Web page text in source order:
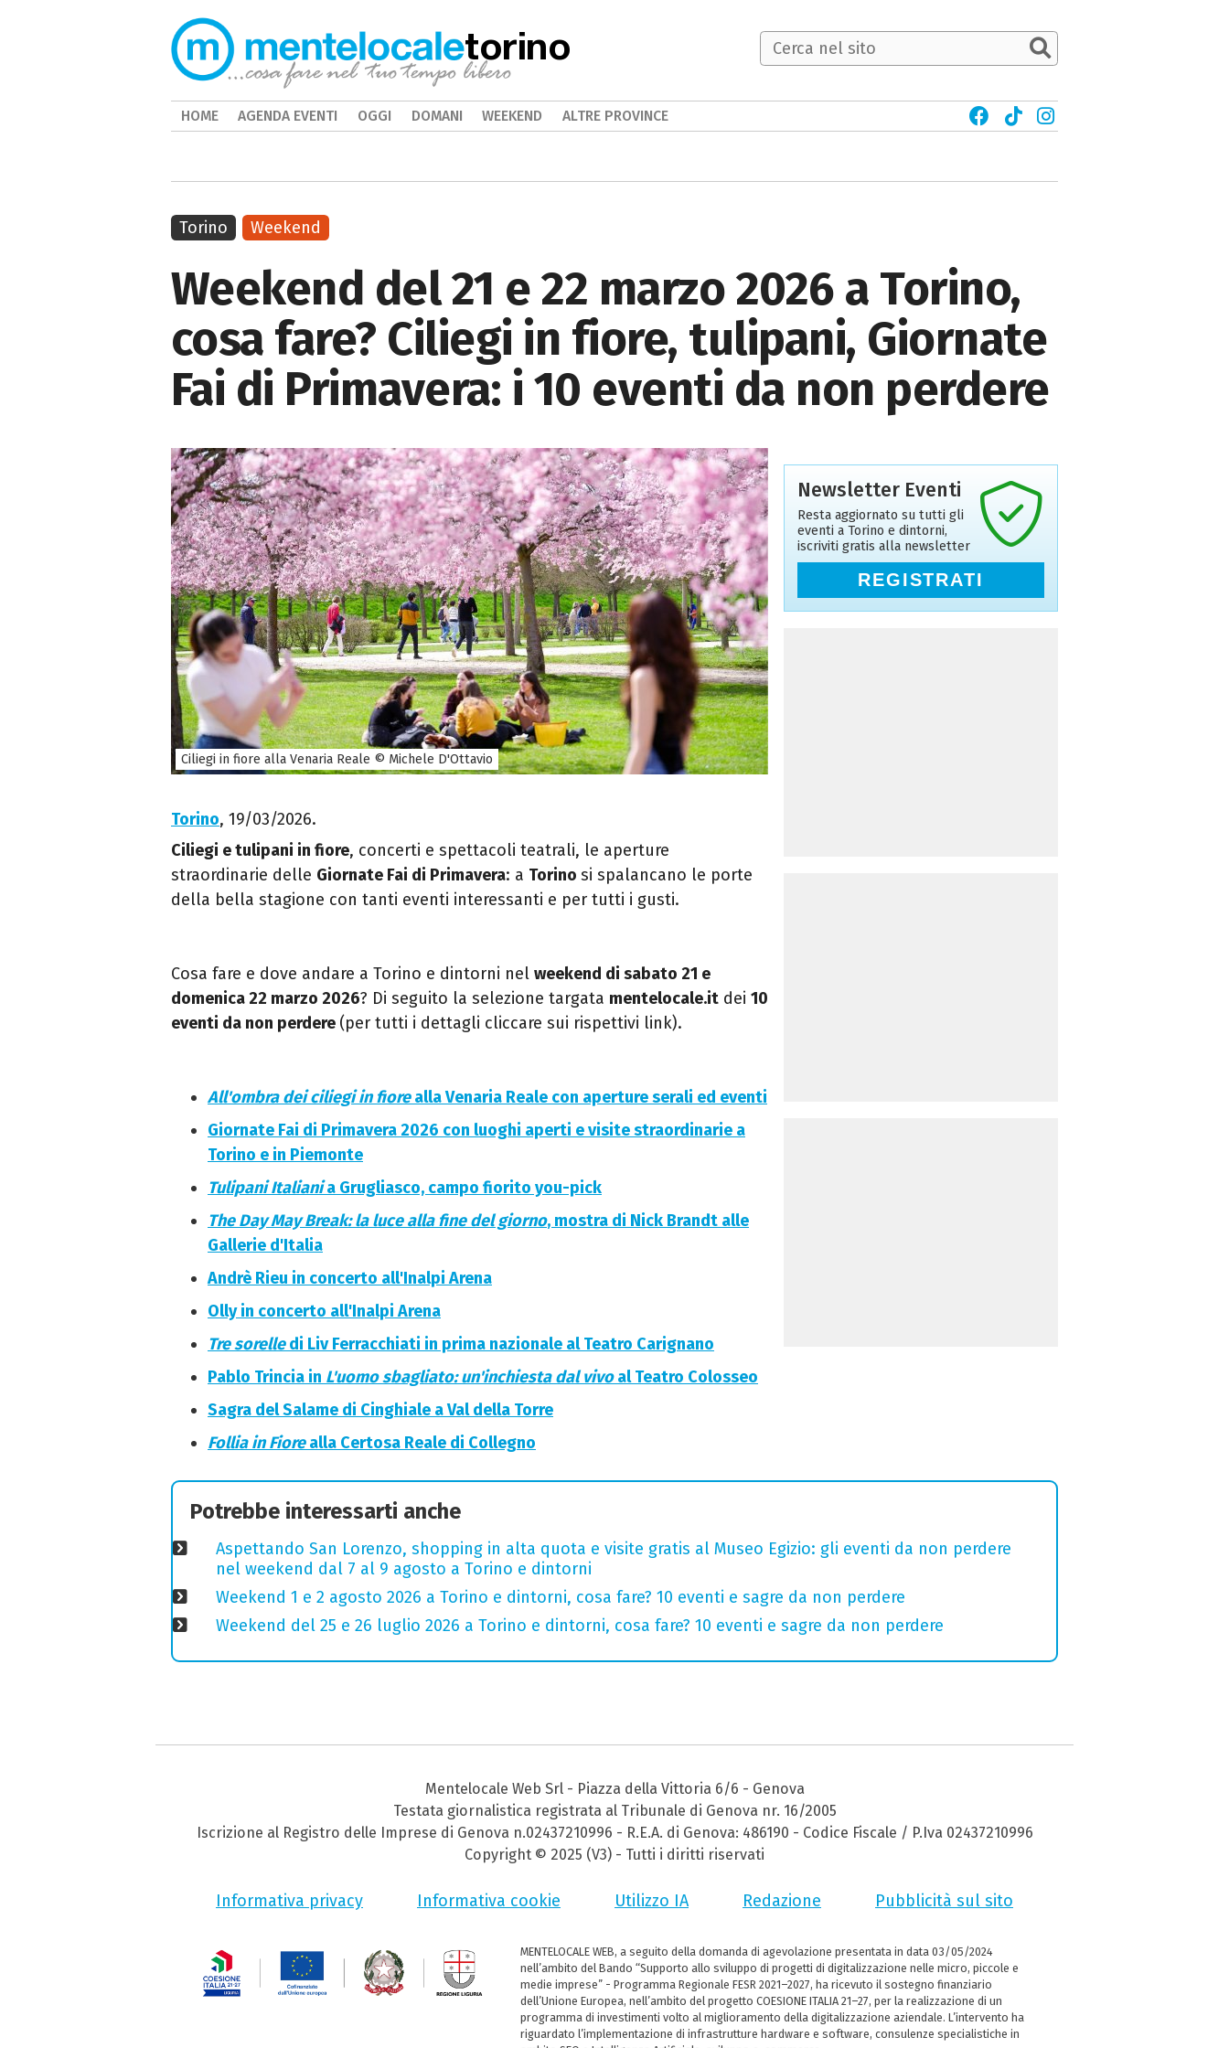
Weekend del 21 e 22 marzo 2026 a Torino,
cosa fare? Ciliegi in fiore, tulipani, Giornate
Fai di Primavera: i 10 eventi da non perdere
Ciliegi in fiore alla Venaria Reale © Michele D'Ottavio
Torino, 19/03/2026.
Ciliegi e tulipani in fiore, concerti e spettacoli teatrali, le aperture
straordinarie delle Giornate Fai di Primavera: a Torino si spalancano le porte
della bella stagione con tanti eventi interessanti e per tutti i gusti.
Cosa fare e dove andare a Torino e dintorni nel weekend di sabato 21 e
domenica 22 marzo 2026? Di seguito la selezione targata mentelocale.it dei 10
eventi da non perdere (per tutti i dettagli cliccare sui rispettivi link).
All'ombra dei ciliegi in fiorealla Venaria Reale con aperture serali ed eventi
Giornate Fai di Primavera 2026 con luoghi aperti e visite straordinarie a
Torino e in Piemonte
Tulipani Italiania Grugliasco, campo fiorito you-pick
The Day May Break: la luce alla fine del giorno, mostra di Nick Brandt alle
Gallerie d'Italia
Andrè Rieu in concerto all'Inalpi Arena
Olly in concerto all'Inalpi Arena
Tre sorelledi Liv Ferracchiati in prima nazionale al Teatro Carignano
Pablo Trincia in L'uomo sbagliato: un'inchiesta dal vivoal Teatro Colosseo
Sagra del Salame di Cinghiale a Val della Torre
Follia in Fiorealla Certosa Reale di Collegno
Torino Weekend
Newsletter Eventi
Resta aggiornato su tutti gli
eventi a Torino e dintorni,
iscriviti gratis alla newsletter
REGISTRATI
Potrebbe interessarti anche
Aspettando San Lorenzo, shopping in alta quota e visite gratis al Museo Egizio: gli eventi da non perdere
nel weekend dal 7 al 9 agosto a Torino e dintorni
Weekend 1 e 2 agosto 2026 a Torino e dintorni, cosa fare? 10 eventi e sagre da non perdere
Weekend del 25 e 26 luglio 2026 a Torino e dintorni, cosa fare? 10 eventi e sagre da non perdere
torino
HOME AGENDA EVENTI OGGI DOMANI WEEKEND ALTRE PROVINCE
Mentelocale Web Srl - Piazza della Vittoria 6/6 - Genova
Testata giornalistica registrata al Tribunale di Genova nr. 16/2005
Iscrizione al Registro delle Imprese di Genova n.02437210996 - R.E.A. di Genova: 486190 - Codice Fiscale / P.Iva 02437210996
Copyright © 2025 (V3) - Tutti i diritti riservati
Informativa privacy Informativa cookie Utilizzo IA Redazione Pubblicità sul sito
MENTELOCALE WEB, a seguito della domanda di agevolazione presentata in data 03/05/2024
nell’ambito del Bando “Supporto allo sviluppo di progetti di digitalizzazione nelle micro, piccole e
medie imprese” - Programma Regionale FESR 2021–2027, ha ricevuto il sostegno finanziario
dell’Unione Europea, nell’ambito del progetto COESIONE ITALIA 21–27, per la realizzazione di un
programma di investimenti volto al miglioramento della digitalizzazione aziendale. L’intervento ha
riguardato l’implementazione di infrastrutture hardware e software, consulenze specialistiche in